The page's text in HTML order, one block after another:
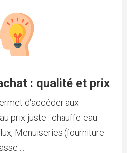
: qualité et prix
d'accéder aux
prix juste : chauffe-eau
Menuiseries (fourniture
...